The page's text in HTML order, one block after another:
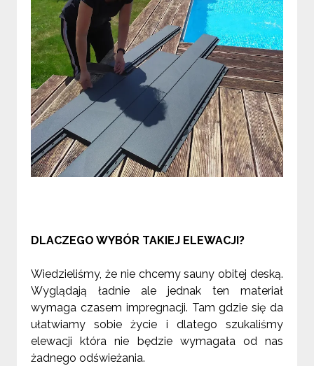
DLACZEGO WYBÓR TAKIEJ ELEWACJI?
Wiedzieliśmy, że nie chcemy sauny obitej deską.
Wyglądają ładnie ale jednak ten materiał
wymaga czasem impregnacji. Tam gdzie się da
ułatwiamy sobie życie i dlatego szukaliśmy
elewacji która nie będzie wymagała od nas
żadnego odświeżania.